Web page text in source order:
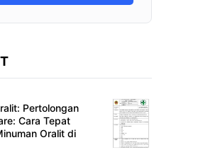
Pertolongan
Cara Tepat
Oralit di